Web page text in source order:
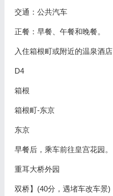
交通：公共汽车
正餐：早餐、午餐和晚餐。
入住箱根町或附近的温泉酒店
D4
箱根
箱根町-东京
东京
早餐后，乘车前往皇宫花园。
重耳大桥外园
双桥】(40分，遇堵车改车景